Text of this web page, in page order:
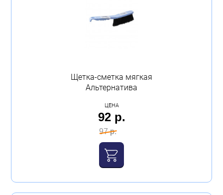
Щетка-сметка мягкая
Альтернатива
ЦЕНА
92 р.
97 р.